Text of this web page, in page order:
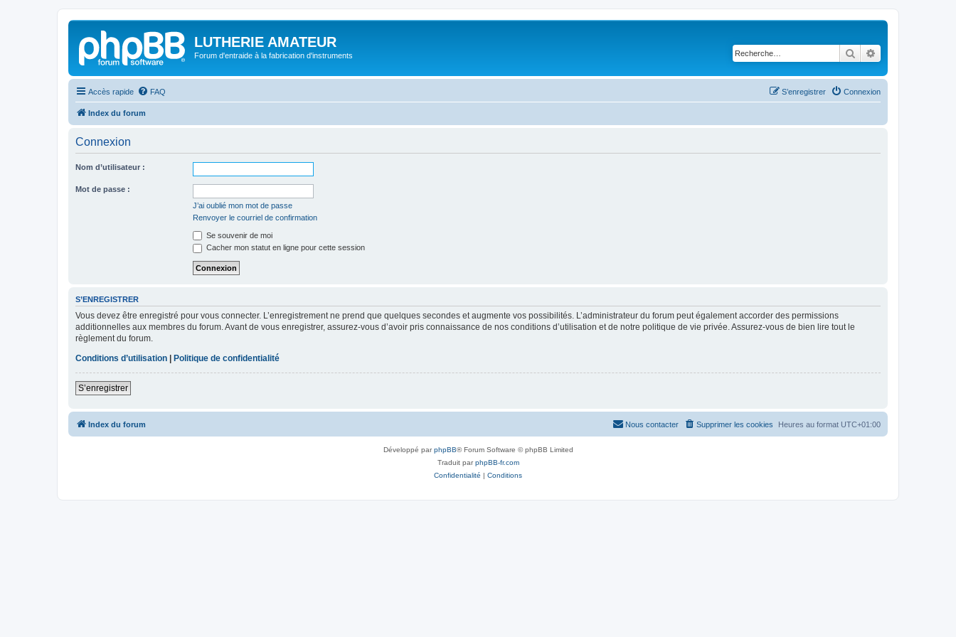
LUTHERIE AMATEUR
Forum d'entraide à la fabrication d'instruments Rechercher
Accès rapide FAQ Connexion
S’enregistrer
Index du forum
Connexion
Nom d’utilisateur :
Mot de passe :
J’ai oublié mon mot de passe
Renvoyer le courriel de confirmation
Se souvenir de moi
Cacher mon statut en ligne pour cette session
S’ENREGISTRER
Vous devez être enregistré pour vous connecter. L’enregistrement ne prend que quelques secondes et augmente vos possibilités. L’administrateur du forum peut également accorder des permissions
additionnelles aux membres du forum. Avant de vous enregistrer, assurez-vous d’avoir pris connaissance de nos conditions d’utilisation et de notre politique de vie privée. Assurez-vous de bien lire tout le
règlement du forum.
Conditions d’utilisation
Politique de confidentialité
S’enregistrer
Index du forum Heures au format UTC+01:00
Supprimer les cookies
Nous contacter
Développé parphpBB® Forum Software © phpBB Limited
Traduit parphpBB-fr.com
Confidentialité | Conditions